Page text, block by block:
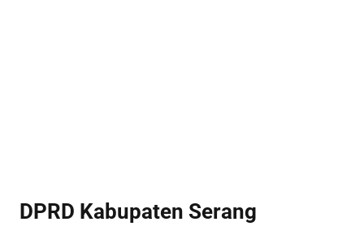
DPRD Kabupaten Serang